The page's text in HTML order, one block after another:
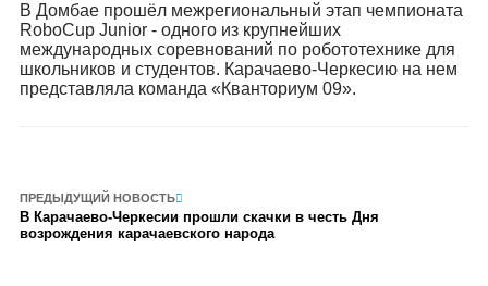
В Домбае прошёл межрегиональный этап чемпионата
RoboCup Junior - одного из крупнейших
международных соревнований по робототехнике для
школьников и студентов. Карачаево-Черкесию на нем
представляла команда «Кванториум 09».
ПРЕДЫДУЩИЙ НОВОСТЬ
В Карачаево-Черкесии прошли скачки в честь Дня
возрождения карачаевского народа